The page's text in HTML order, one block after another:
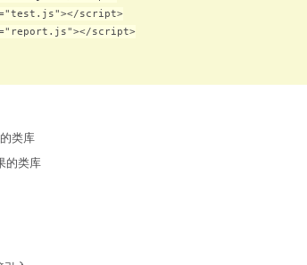
script>
script>
类库
的类库